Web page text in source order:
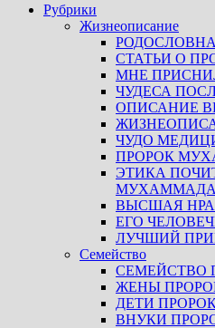
Рубрики
Жизнеописание
СТАТЬИ О
МНЕ
ЧУДЕСА
ОПИСАНИЕ
ЧУДО
ПРОРОК
ЭТИКА
МУХАММАДА
ВЫСШАЯ
ЕГО
ЛУЧШИЙ
Семейство
СЕМЕЙСТВО
ЖЕНЫ
ДЕТИ
ВНУКИ